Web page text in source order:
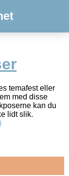
temafest eller
med disse
kan du
lidt slik.